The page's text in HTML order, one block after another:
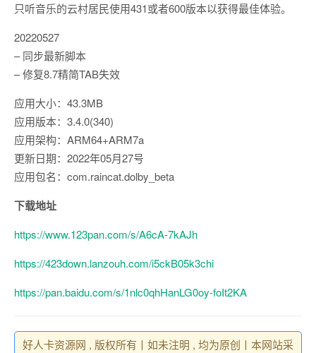
只听音乐的云村居民使用431或者600版本以获得最佳体验。
20220527
– 同步最新脚本
– 修复8.7精简TAB失效
应用大小：43.3MB
应用版本：3.4.0(340)
应用架构：ARM64+ARM7a
更新日期：2022年05月27号
应用包名：com.raincat.dolby_beta
下载地址
https://www.123pan.com/s/A6cA-7kAJh
https://423down.lanzouh.com/i5ckB05k3chi
https://pan.baidu.com/s/1nlc0qhHanLG0oy-foIt2KA
好人卡资源网 , 版权所有丨如未注明 , 均为原创丨本网站采